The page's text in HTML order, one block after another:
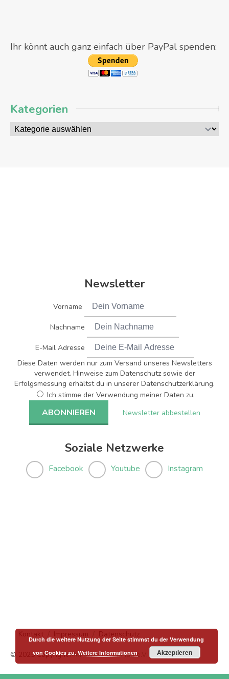
Ihr könnt auch ganz einfach über PayPal spenden:
Kategorien
Newsletter
Vorname
Nachname
E-Mail Adresse
Diese Daten werden nur zum Versand unseres Newsletters
verwendet. Hinweise zum Datenschutz sowie der
Erfolgsmessung erhältst du in unserer Datenschutzerklärung.
Ich stimme der Verwendung meiner Daten zu.
Newsletter abbestellen
Soziale Netzwerke
Facebook Youtube Instagram
Kontakt Impressum Datenschutz
© 2025 CopyrightMenschen in Hanau e.V.
Durch die weitere Nutzung der Seite stimmst du der Verwendung
von Cookies zu.Weitere Informationen Akzeptieren